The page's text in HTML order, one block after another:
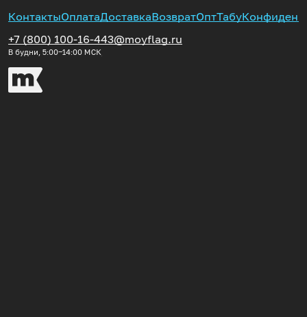
КонтактыОплатаДоставкаВозвратОптТабу
+7 (800) 100-16-44
В будни, 5:00‒14:00 МСК
3@moyflag.ru